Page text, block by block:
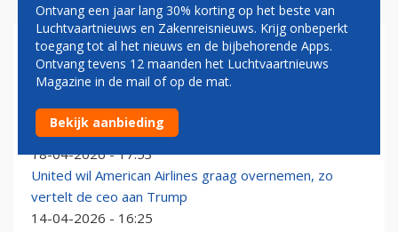
AMERICAN
Voormalig United-topman Oscar Munoz ziet logica én
risico’s in fusies van United en American
18-04-2026 - 17:53
United wil American Airlines graag overnemen, zo
vertelt de ceo aan Trump
14-04-2026 - 16:25
Ontvang een jaar lang 30% korting op het beste van
Luchtvaartnieuws en Zakenreisnieuws. Krijg onbeperkt
toegang tot al het nieuws en de bijbehorende Apps.
Ontvang tevens 12 maanden het Luchtvaartnieuws
Magazine in de mail of op de mat.
Bekijk aanbieding